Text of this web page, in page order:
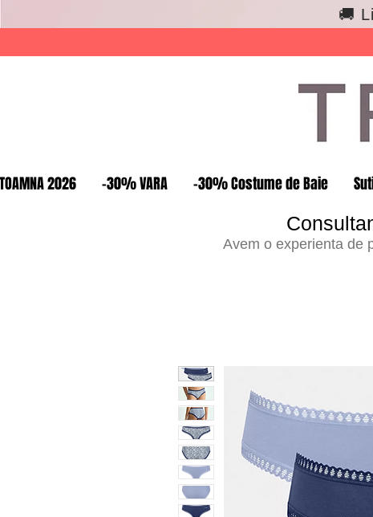
🚚
TOAMNA 2026 -30% VARA -30% Costume de Baie
Avem o experienta de